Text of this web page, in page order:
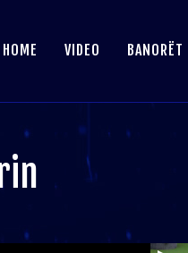
HOME VIDEO BANORËT